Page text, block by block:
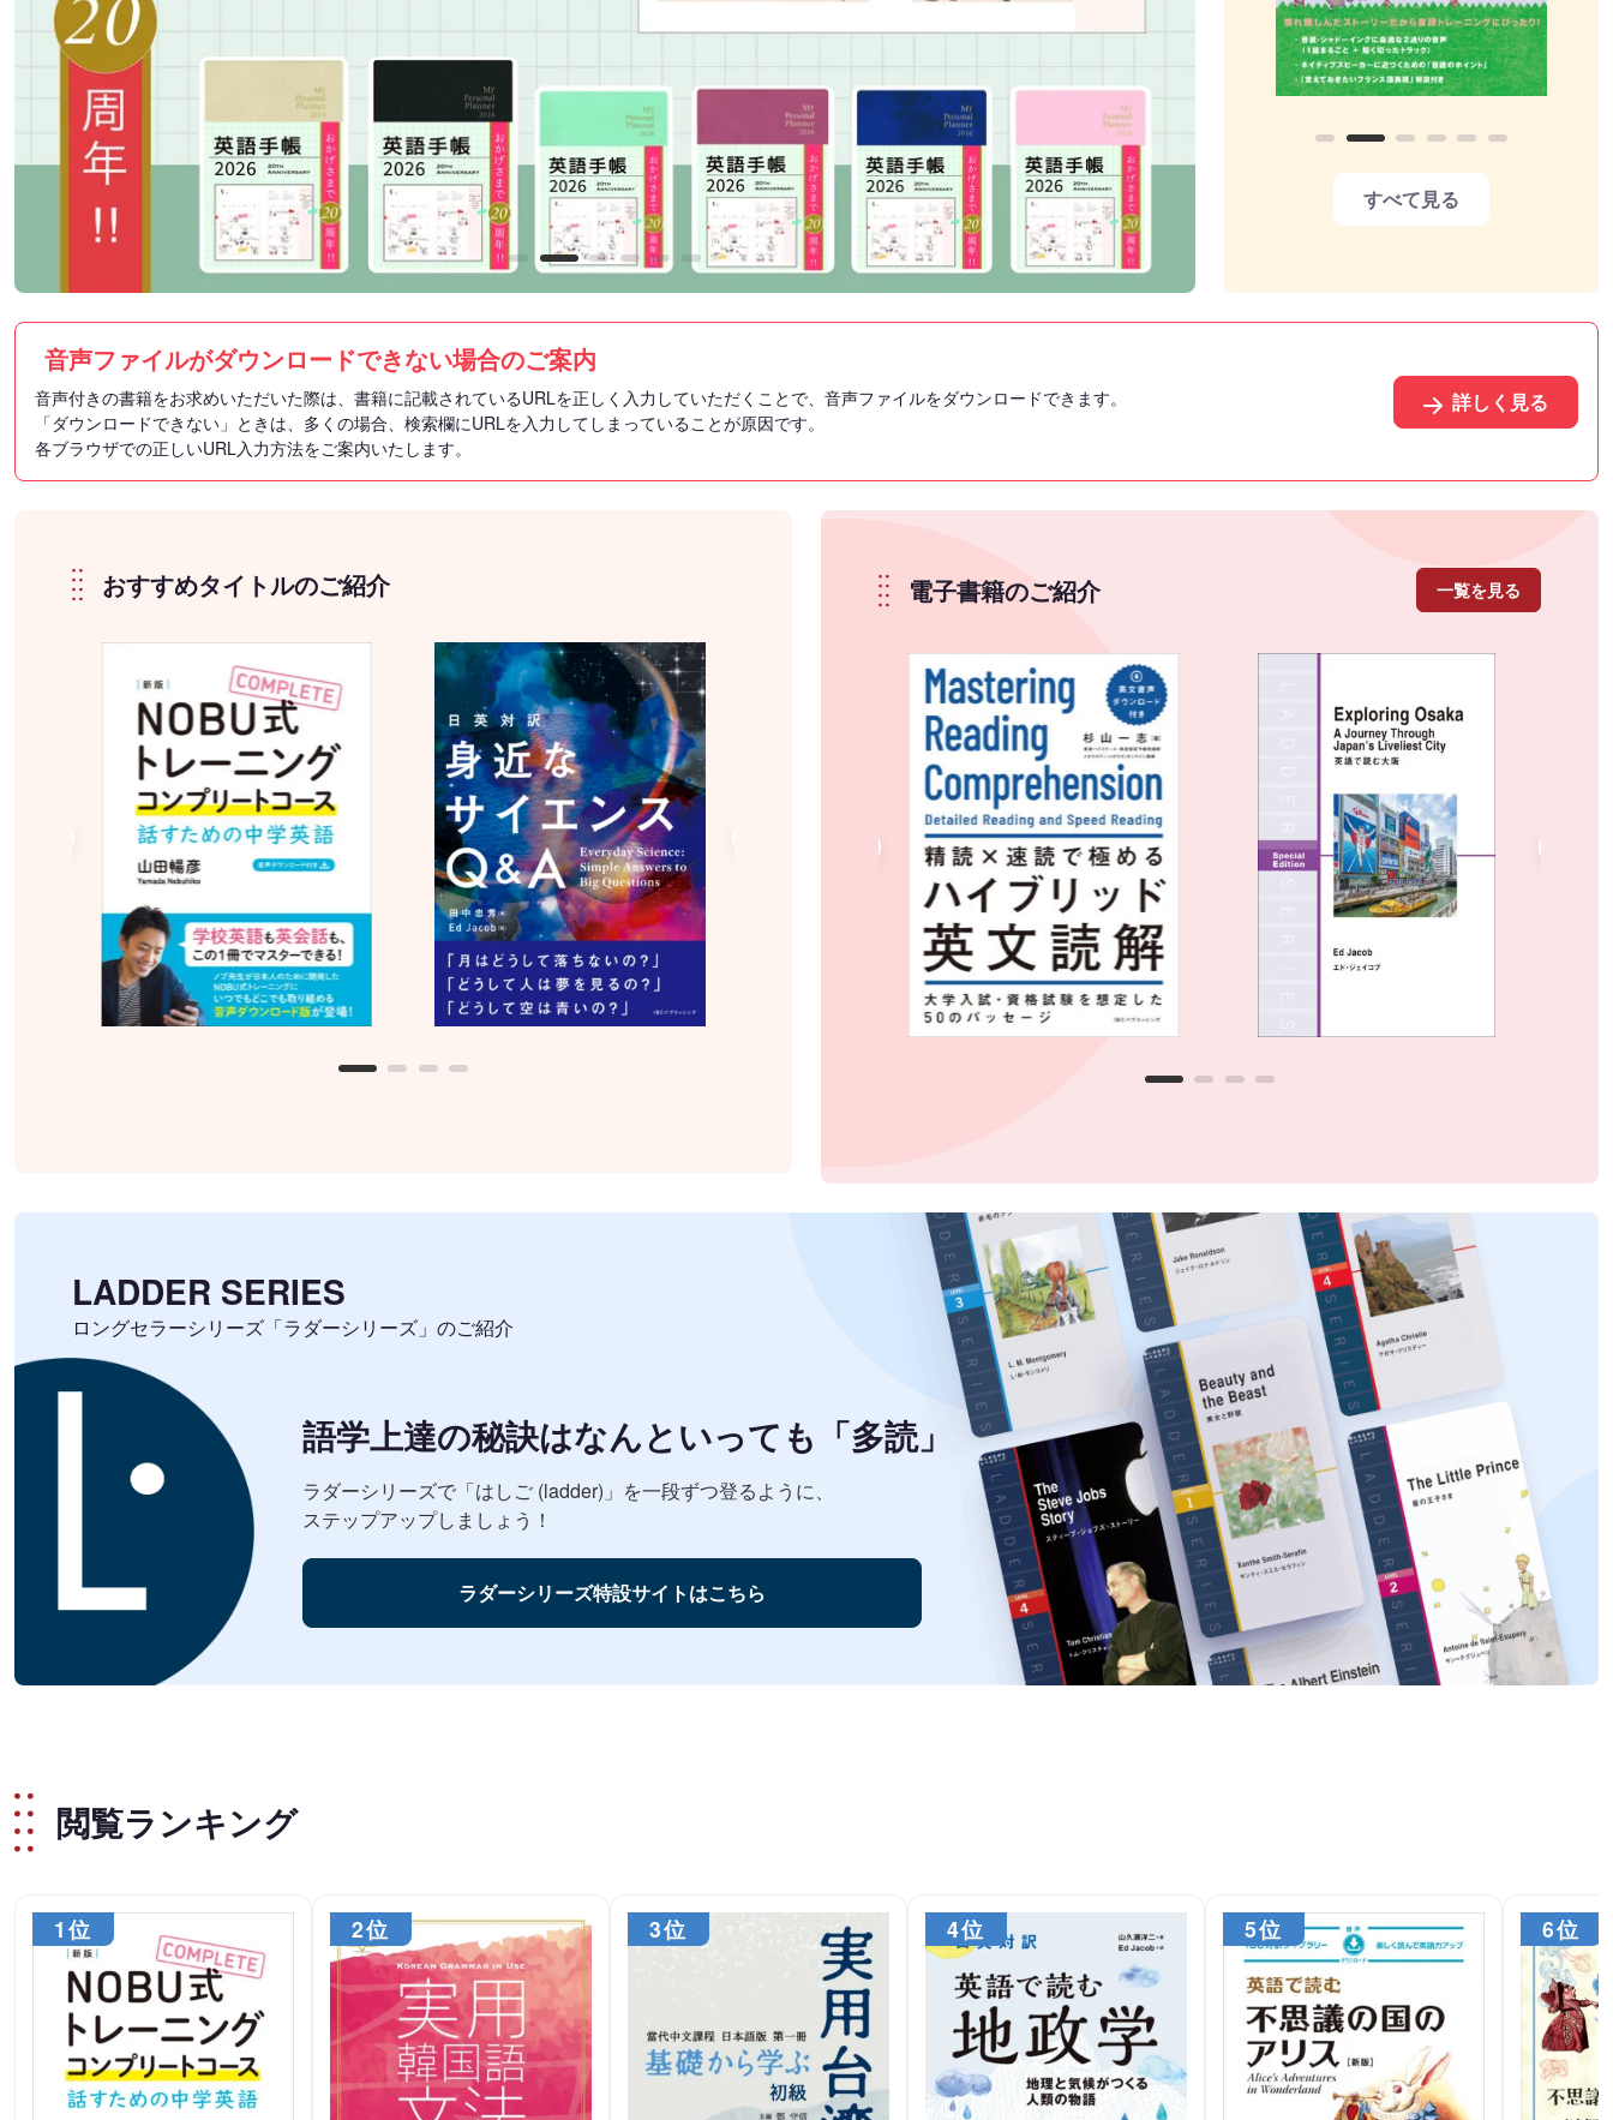
すべて見る
音声ファイルがダウンロードできない場合のご案内
音声付きの書籍をお求めいただいた際は、書籍に記載されているURLを正しく入力していただくことで、音声ファイルをダウンロードできます。
「ダウンロードできない」ときは、多くの場合、検索欄にURLを入力してしまっていることが原因です。
各ブラウザでの正しいURL入力方法をご案内いたします。
詳しく見る
おすすめタイトルのご紹介 電子書籍のご紹介 一覧を見る
LADDER SERIES
ロングセラーシリーズ「ラダーシリーズ」のご紹介
語学上達の秘訣はなんといっても「多読」
ラダーシリーズで「はしご (ladder)」を一段ずつ登るように、
ステップアップしましょう！
ラダーシリーズ特設サイトはこちら
閲覧ランキング
1位 2位 3位 4位 5位 6位